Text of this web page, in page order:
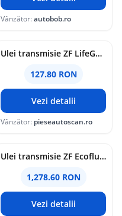
Vânzător:autobob.ro
Ulei transmisie ZF LifeGuard Fluid 8 1L
127.80 RON
Vezi detalii
Vânzător: pieseautoscan.ro
Ulei transmisie ZF Ecofluid X 85W90 20L
1,278.60 RON
Vezi detalii